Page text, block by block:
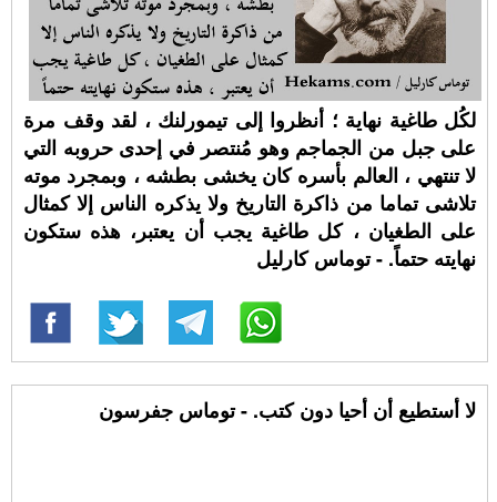
لكُل طاغية نهاية ؛ أنظروا إلى تيمورلنك ، لقد وقف مرة
على جبل من الجماجم وهو مُنتصر في إحدى حروبه التي
لا تنتهي ، العالم بأسره كان يخشى بطشه ، وبمجرد موته
تلاشى تماما من ذاكرة التاريخ ولا يذكره الناس إلا كمثال
على الطغيان ، كل طاغية يجب أن يعتبر، هذه ستكون
نهايته حتماً. - توماس كارليل
لا أستطيع أن أحيا دون كتب. - توماس جفرسون